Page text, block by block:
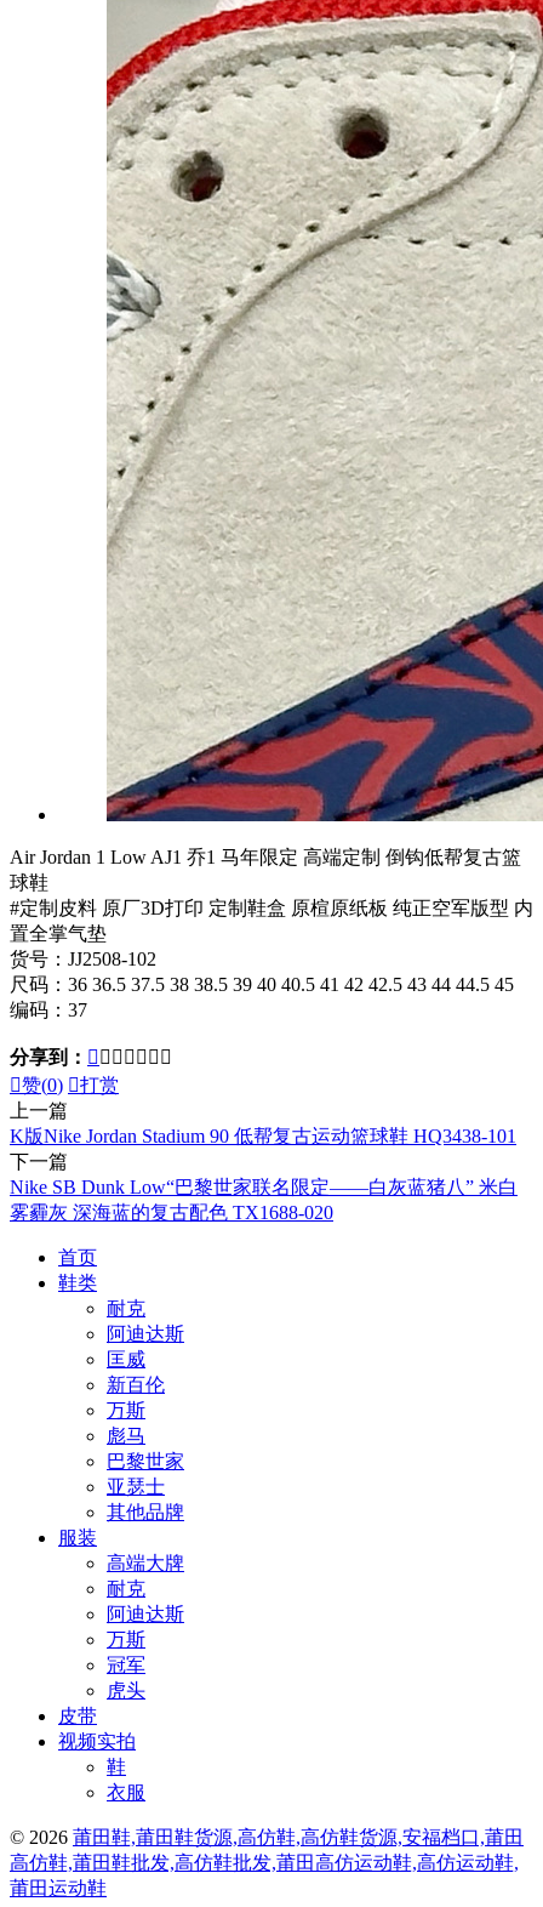
Air Jordan 1 Low AJ1 乔1 马年限定 高端定制 倒钩低帮复古篮
球鞋
#定制皮料 原厂3D打印 定制鞋盒 原楦原纸板 纯正空军版型 内
置全掌气垫
货号：JJ2508-102
尺码：36 36.5 37.5 38 38.5 39 40 40.5 41 42 42.5 43 44 44.5 45
编码：37
分享到：       
赞(0) 打赏
上一篇
K版Nike Jordan Stadium 90 低帮复古运动篮球鞋 HQ3438-101
下一篇
Nike SB Dunk Low“巴黎世家联名限定——白灰蓝猪八” 米白
雾霾灰 深海蓝的复古配色 TX1688-020
首页
鞋类
耐克
阿迪达斯
匡威
新百伦
万斯
彪马
巴黎世家
亚瑟士
其他品牌
服装
高端大牌
耐克
阿迪达斯
万斯
冠军
虎头
皮带
视频实拍
鞋
衣服
© 2026 莆田鞋,莆田鞋货源,高仿鞋,高仿鞋货源,安福档口,莆田
高仿鞋,莆田鞋批发,高仿鞋批发,莆田高仿运动鞋,高仿运动鞋,
莆田运动鞋